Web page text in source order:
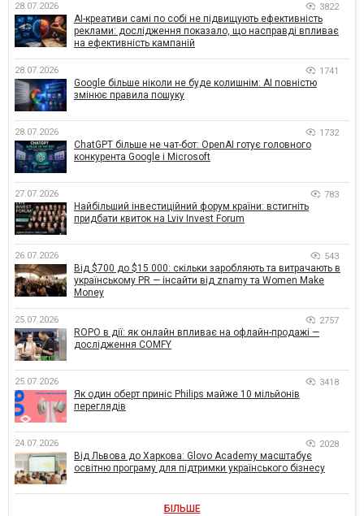
28.07.2026 3822
AI-креативи самі по собі не підвищують ефективність
реклами: дослідження показало, що насправді впливає
на ефективність кампаній
28.07.2026 1741
Google більше ніколи не буде колишнім: AI повністю
змінює правила пошуку
28.07.2026 1732
ChatGPT більше не чат-бот: OpenAI готує головного
конкурента Google і Microsoft
27.07.2026 783
Найбільший інвестиційний форум країни: встигніть
придбати квиток на Lviv Invest Forum
26.07.2026 543
Від $700 до $15 000: скільки заробляють та витрачають в
українському PR — інсайти від znamy та Women Make
Money
25.07.2026 2757
ROPO в дії: як онлайн впливає на офлайн-продажі —
дослідження COMFY
25.07.2026 3418
Як один оберт приніс Philips майже 10 мільйонів
переглядів
24.07.2026 2028
Від Львова до Харкова: Glovo Academy масштабує
освітню програму для підтримки українського бізнесу
БІЛЬШЕ